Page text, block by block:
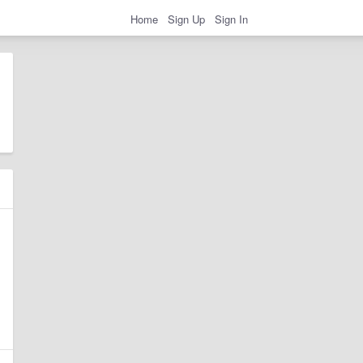
Home Sign Up Sign In